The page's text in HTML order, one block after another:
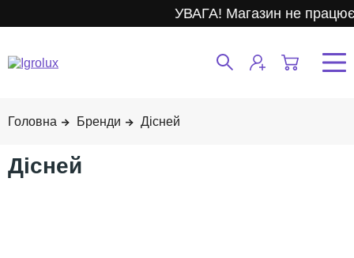
УВАГА! Магазин не працює.
Бренди Дісней
Дісней